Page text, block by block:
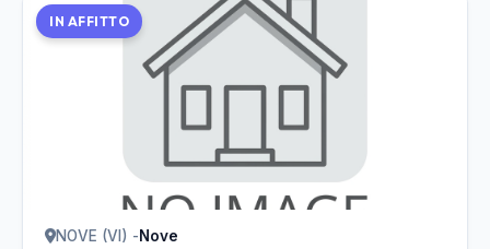
IN AFFITTO
NOVE (VI) -Nove